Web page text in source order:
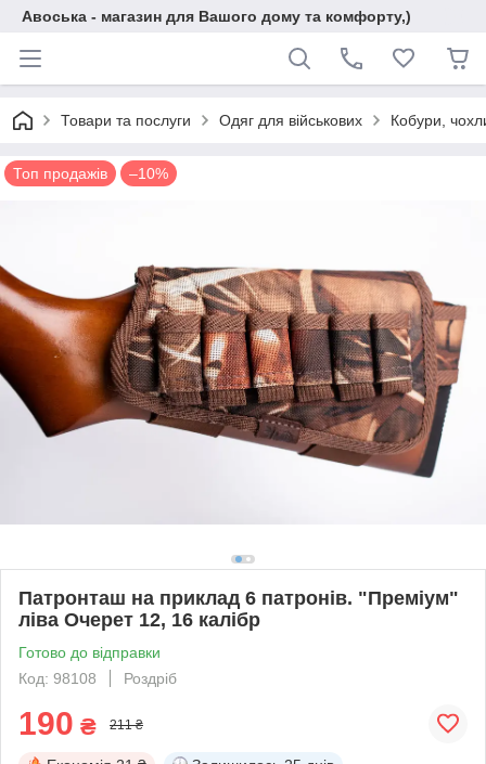
Авоська - магазин для Вашого дому та комфорту,)
Товари та послуги Одяг для військових Кобури,
Топ продажів –10%
Патронташ на приклад 6 патронів. "Преміум"
ліва Очерет 12, 16 калібр
Готово до відправки
Код: 98108
Роздріб
190 ₴ 211 ₴